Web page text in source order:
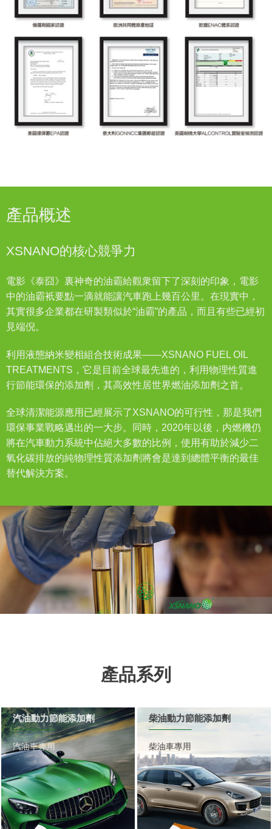
產品概述
XSNANO的核心競爭力
電影《泰囧》裏神奇的油霸給觀衆留下了深刻的印象，電影
中的油霸衹要點一滴就能讓汽車跑上幾百公里。在現實中，
其實很多企業都在研製類似於“油霸”的產品，而且有些已經初
見端倪。
利用液態納米變相組合技術成果——XSNANO FUEL OIL
TREATMENTS，它是目前全球最先進的，利用物理性質進
行節能環保的添加劑，其高效性居世界燃油添加劑之首。
全球清潔能源應用已經展示了XSNANO的可行性，那是我們
環保事業戰略邁出的一大步。同時，2020年以後，内燃機仍
將在汽車動力系統中佔絕大多數的比例，使用有助於減少二
氧化碳排放的純物理性質添加劑將會是達到總體平衡的最佳
替代解決方案。
產品系列
汽油動力節能添加劑
汽油車專用
柴油動力節能添加劑
柴油車專用